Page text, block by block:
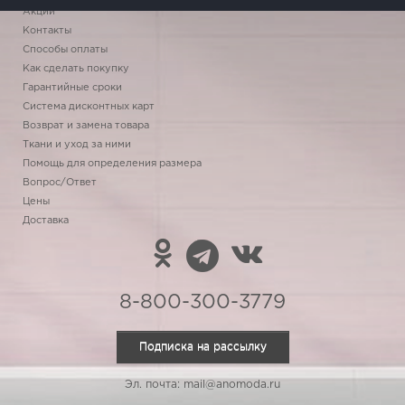
Акции
Контакты
Способы оплаты
Как сделать покупку
Гарантийные сроки
Система дисконтных карт
Возврат и замена товара
Ткани и уход за ними
Помощь для определения размера
Вопрос/Ответ
Цены
Доставка
8-800-300-3779
Подписка на рассылку
Эл. почта: mail@anomoda.ru